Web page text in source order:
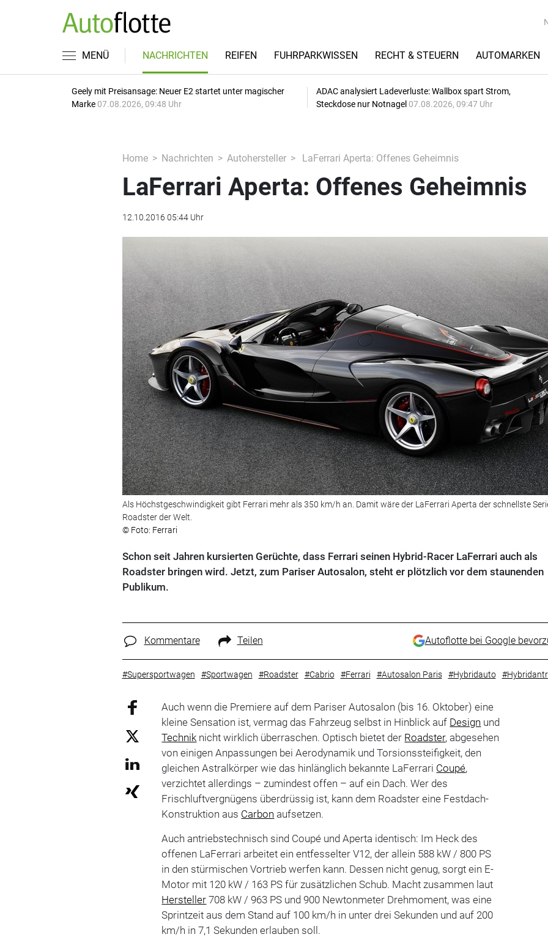
MENÜ NACHRICHTEN REIFEN FUHRPARKWISSEN RECHT & STEUERN AUTOMARKEN
Geely mit Preisansage: Neuer E2 startet unter magischer
Marke 07.08.2026, 09:48 Uhr
ADAC analysiert Ladeverluste: Wallbox spart Strom,
Steckdose nur Notnagel 07.08.2026, 09:47 Uhr
Home Nachrichten Autohersteller LaFerrari Aperta: Offenes Geheimnis
LaFerrari Aperta: Offenes Geheimnis
12.10.2016 05:44 Uhr
Als Höchstgeschwindigkeit gibt Ferrari mehr als 350 km/h an. Damit wäre der LaFerrari Aperta der schnellste
Roadster der Welt.
© Foto: Ferrari
Schon seit Jahren kursierten Gerüchte, dass Ferrari seinen Hybrid-Racer LaFerrari auch als
Roadster bringen wird. Jetzt, zum Pariser Autosalon, steht er plötzlich vor dem staunenden
Publikum.
Kommentare Teilen Autoflotte bei Google
#Supersportwagen #Sportwagen #Roadster #Cabrio #Ferrari #Autosalon Paris #Hybridauto
Auch wenn die Premiere auf dem Pariser Autosalon (bis 16. Oktober) eine
kleine Sensation ist, vermag das Fahrzeug selbst in Hinblick auf Design und
Technik nicht wirklich überraschen. Optisch bietet der Roadster, abgesehen
von einigen Anpassungen bei Aerodynamik und Torsionssteifigkeit, den
gleichen Astralkörper wie das hinlänglich bekannte LaFerrari Coupé,
verzichtet allerdings – zumindest offen – auf ein Dach. Wer des
Frischluftvergnügens überdrüssig ist, kann dem Roadster eine Festdach-
Konstruktion aus Carbon aufsetzen.
Auch antriebstechnisch sind Coupé und Aperta identisch: Im Heck des
offenen LaFerrari arbeitet ein entfesselter V12, der allein 588 kW / 800 PS
in den stürmischen Vortrieb werfen kann. Dessen nicht genug, sorgt ein E-
Motor mit 120 kW / 163 PS für zusätzlichen Schub. Macht zusammen laut
Hersteller 708 kW / 963 PS und 900 Newtonmeter Drehmoment, was eine
Sprintzeit aus dem Stand auf 100 km/h in unter drei Sekunden und auf 200
km/h in 7,1 Sekunden erlauben soll.